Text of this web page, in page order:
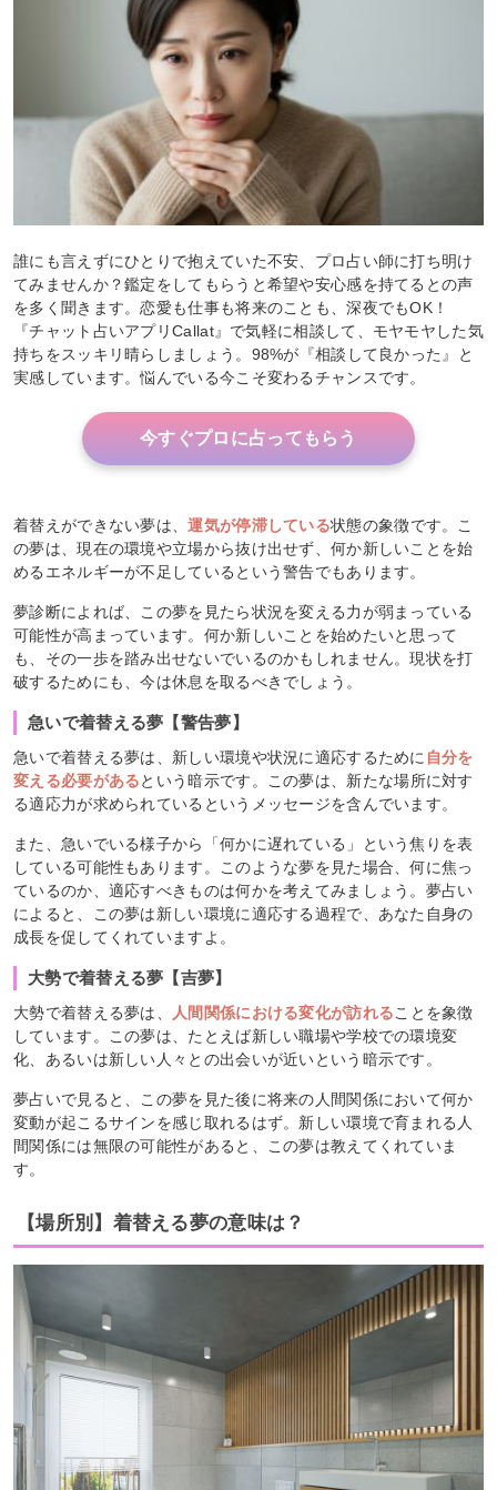
誰にも言えずにひとりで抱えていた不安、プロ占い師に打ち明け
てみませんか？鑑定をしてもらうと希望や安心感を持てるとの声
を多く聞きます。恋愛も仕事も将来のことも、深夜でもOK！
『チャット占いアプリCallat』で気軽に相談して、モヤモヤした気
持ちをスッキリ晴らしましょう。98%が『相談して良かった』と
実感しています。悩んでいる今こそ変わるチャンスです。
今すぐプロに占ってもらう
着替えができない夢は、運気が停滞している状態の象徴です。こ
の夢は、現在の環境や立場から抜け出せず、何か新しいことを始
めるエネルギーが不足しているという警告でもあります。
夢診断によれば、この夢を見たら状況を変える力が弱まっている
可能性が高まっています。何か新しいことを始めたいと思って
も、その一歩を踏み出せないでいるのかもしれません。現状を打
破するためにも、今は休息を取るべきでしょう。
急いで着替える夢【警告夢】
急いで着替える夢は、新しい環境や状況に適応するために 自分を
変える必要があるという暗示です。この夢は、新たな場所に対す
る適応力が求められているというメッセージを含んでいます。
また、急いでいる様子から「何かに遅れている」という焦りを表
している可能性もあります。このような夢を見た場合、何に焦っ
ているのか、適応すべきものは何かを考えてみましょう。夢占い
によると、この夢は新しい環境に適応する過程で、あなた自身の
成長を促してくれていますよ。
大勢で着替える夢【吉夢】
大勢で着替える夢は、 人間関係における変化が訪れることを象徴
しています。この夢は、たとえば新しい職場や学校での環境変
化、あるいは新しい人々との出会いが近いという暗示です。
夢占いで見ると、この夢を見た後に将来の人間関係において何か
変動が起こるサインを感じ取れるはず。新しい環境で育まれる人
間関係には無限の可能性があると、この夢は教えてくれていま
す。
【場所別】着替える夢の意味は？